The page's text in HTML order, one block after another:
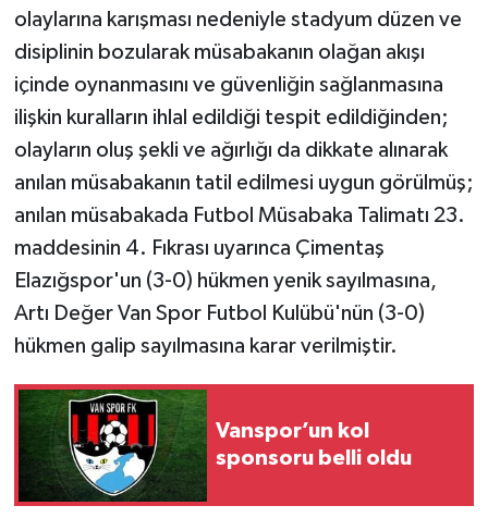
olaylarına karışması nedeniyle stadyum düzen ve
disiplinin bozularak müsabakanın olağan akışı
içinde oynanmasını ve güvenliğin sağlanmasına
ilişkin kuralların ihlal edildiği tespit edildiğinden;
olayların oluş şekli ve ağırlığı da dikkate alınarak
anılan müsabakanın tatil edilmesi uygun görülmüş;
anılan müsabakada Futbol Müsabaka Talimatı 23.
maddesinin 4. Fıkrası uyarınca Çimentaş
Elazığspor'un (3-0) hükmen yenik sayılmasına,
Artı Değer Van Spor Futbol Kulübü'nün (3-0)
hükmen galip sayılmasına karar verilmiştir.
Vanspor’un kol
sponsoru belli oldu